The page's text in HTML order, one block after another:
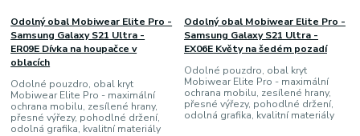
Odolný obal Mobiwear Elite Pro -
Samsung Galaxy S21 Ultra -
ER09E Dívka na houpačce v
oblacích
Odolné pouzdro, obal kryt
Mobiwear Elite Pro - maximální
ochrana mobilu, zesílené hrany,
přesné výřezy, pohodlné držení,
odolná grafika, kvalitní materiály
Odolný obal Mobiwear Elite Pro -
Samsung Galaxy S21 Ultra -
EX06E Květy na šedém pozadí
Odolné pouzdro, obal kryt
Mobiwear Elite Pro - maximální
ochrana mobilu, zesílené hrany,
přesné výřezy, pohodlné držení,
odolná grafika, kvalitní materiály